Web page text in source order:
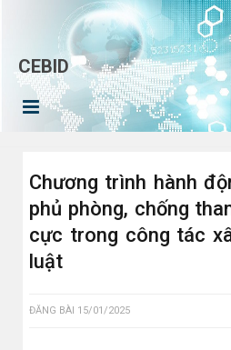
CEBID
Chương trình hành
phủ phòng, chống
cực trong công tác
luật
ĐĂNG BÀI 15/01/2025